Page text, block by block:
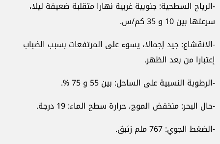
-الرياح السطحية: جنوبية غربية نهارا متقلبة ضعيفة ليلا،
سرعتها بين 10 و 35 كم/س.
-الانقشاع: جيد إجمالا، يسوء على المرتفعات بسبب الضباب
إعتبارا من بعد الظهر.
-الرطوبة النسبية على الساحل: بين 55 و 75 %.
-حال البحر: منخفض الموج، حرارة سطح الماء: 19 درجة.
-الضغط الجوي: 767 ملم زئبق.